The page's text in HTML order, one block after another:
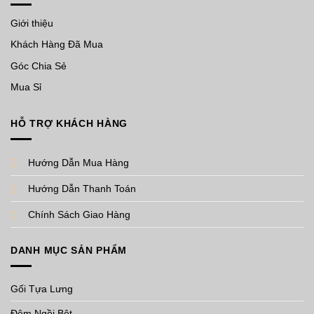
Giới thiệu
Khách Hàng Đã Mua
Góc Chia Sẻ
Mua Sỉ
HỖ TRỢ KHÁCH HÀNG
Hướng Dẫn Mua Hàng
Hướng Dẫn Thanh Toán
Chính Sách Giao Hàng
DANH MỤC SẢN PHẨM
Gối Tựa Lưng